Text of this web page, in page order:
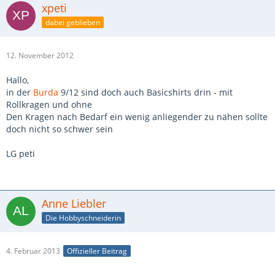
xpeti
dabei geblieben
12. November 2012
Hallo,
in der Burda 9/12 sind doch auch Basicshirts drin - mit
Rollkragen und ohne
Den Kragen nach Bedarf ein wenig anliegender zu nähen sollte
doch nicht so schwer sein
LG peti
Anne Liebler
Die Hobbyschneiderin
4. Februar 2013 Offizieller Beitrag